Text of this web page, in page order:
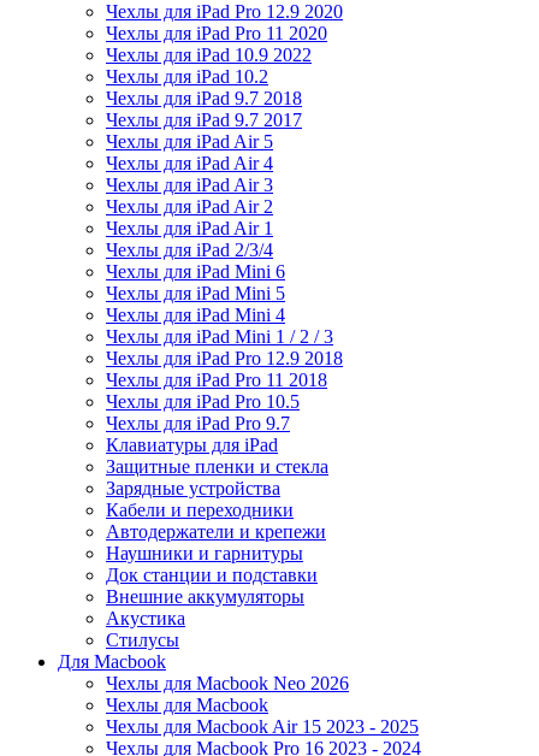
Чехлы для iPad Pro 12.9 2020
Чехлы для iPad Pro 11 2020
Чехлы для iPad 10.9 2022
Чехлы для iPad 10.2
Чехлы для iPad 9.7 2018
Чехлы для iPad 9.7 2017
Чехлы для iPad Air 5
Чехлы для iPad Air 4
Чехлы для iPad Air 3
Чехлы для iPad Air 2
Чехлы для iPad Air 1
Чехлы для iPad 2/3/4
Чехлы для iPad Mini 6
Чехлы для iPad Mini 5
Чехлы для iPad Mini 4
Чехлы для iPad Mini 1 / 2 / 3
Чехлы для iPad Pro 12.9 2018
Чехлы для iPad Pro 11 2018
Чехлы для iPad Pro 10.5
Чехлы для iPad Pro 9.7
Клавиатуры для iPad
Защитные пленки и стекла
Зарядные устройства
Кабели и переходники
Автодержатели и крепежи
Наушники и гарнитуры
Док станции и подставки
Внешние аккумуляторы
Акустика
Стилусы
Для Macbook
Чехлы для Macbook Neo 2026
Чехлы для Macbook
Чехлы для Macbook Air 15 2023 - 2025
Чехлы для Macbook Pro 16 2023 - 2024